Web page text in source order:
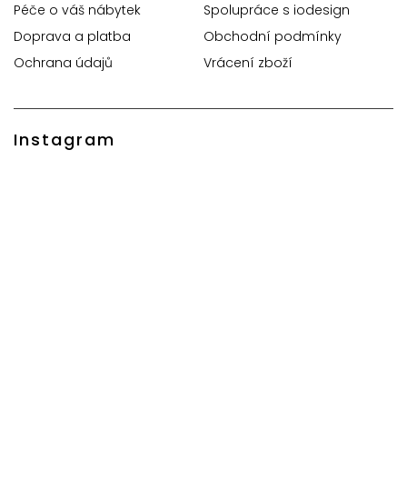
Péče o váš nábytek
Spolupráce s iodesign
Doprava a platba
Obchodní podmínky
Ochrana údajů
Vrácení zboží
Instagram